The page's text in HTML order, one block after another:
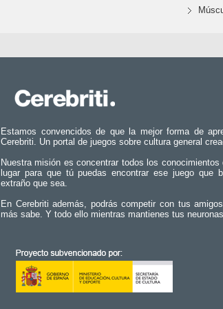
Estamos convencidos de que la mejor forma de
Cerebriti. Un portal de juegos sobre cultura general
Nuestra misión es concentrar todos los
lugar para que tú puedas encontrar ese juego que
extraño que sea.
En Cerebriti además, podrás competir con tus
más sabe. Y todo ello mientras mantienes tus